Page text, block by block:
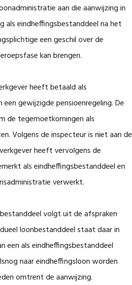
aan die aanwijzing in
eindheffingsbestanddeel na het
een geschil over de
kan brengen.
heeft betaald als
gewijzigde pensioenregeling. De
de tegemoetkomingen als
Volgens de inspecteur is niet aan de
heeft vervolgens de
als eindheffingsbestanddeel en
verwerkt.
volgt uit de afspraken
loonbestanddeel staat daar in
een als eindheffingsbestanddeel
naar eindheffingsloon worden
omtrent de aanwijzing.